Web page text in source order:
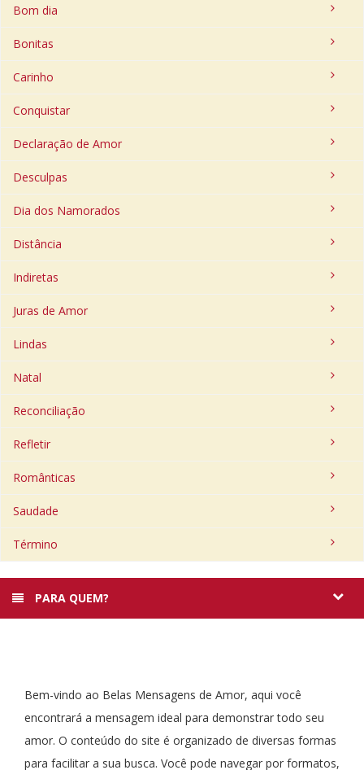
Bom dia
Bonitas
Carinho
Conquistar
Declaração de Amor
Desculpas
Dia dos Namorados
Distância
Indiretas
Juras de Amor
Lindas
Natal
Reconciliação
Refletir
Românticas
Saudade
Término
PARA QUEM?
Bem-vindo ao Belas Mensagens de Amor, aqui você
encontrará a mensagem ideal para demonstrar todo seu
amor. O conteúdo do site é organizado de diversas formas
para facilitar a sua busca. Você pode navegar por formatos,